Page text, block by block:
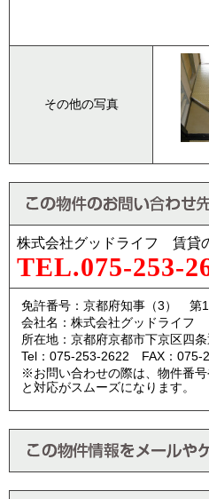
その他の写真
株式会社グッドライフ 賃貸
TEL.075-253-
免許番号：京都府知事（3） 第
会社名：株式会社グッドライフ
所在地：京都府京都市下京区四
Tel：075-253-2622 FAX：075-
※お問い合わせの際は、物件番
と対応がスムーズになります。